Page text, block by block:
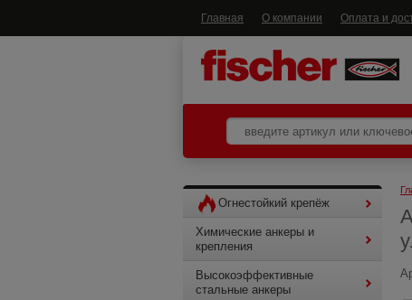
Главная О компании Оплата и
Огнестойкий крепёж
Химические анкеры и
крепления
Высокоэффективные
стальные анкеры